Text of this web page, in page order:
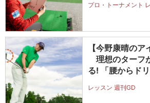
プロ・トーナメント
【今野康晴の
理想のターフ
る! 「腰からド
レッスン 週刊GD